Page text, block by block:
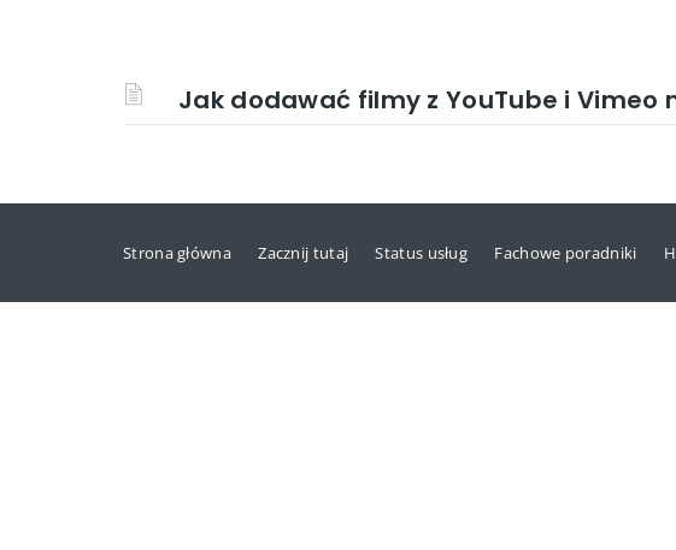
Jak dodawać filmy z YouTube i Vimeo
Strona główna Zacznij tutaj Status usług Fachowe poradniki